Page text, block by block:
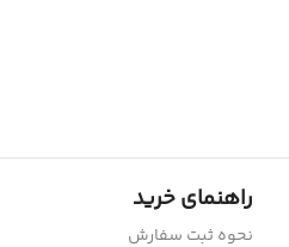
راهنمای خرید
نحوه ثبت سفارش